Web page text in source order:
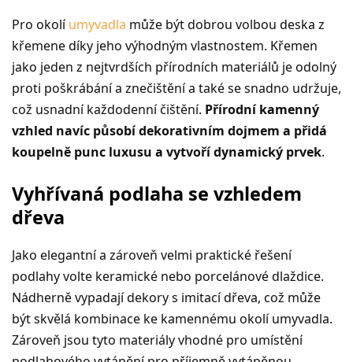
Pro okolíumyvadla může být dobrou volbou deska z
křemene díky jeho výhodným vlastnostem. Křemen
jako jeden z nejtvrdších přírodních materiálů je odolný
proti poškrábání a znečištění a také se snadno udržuje,
což usnadní každodenní čištění. Přírodní kamenný
vzhled navíc působí dekorativním dojmem a přidá
koupelně punc luxusu a vytvoří dynamický prvek.
Vyhřívaná podlaha se vzhledem
dřeva
Jako elegantní a zároveň velmi praktické řešení
podlahy volte keramické nebo porcelánové dlaždice.
Nádherně vypadají dekory s imitací dřeva, což může
být skvělá kombinace ke kamennému okolí umyvadla.
Zároveň jsou tyto materiály vhodné pro umístění